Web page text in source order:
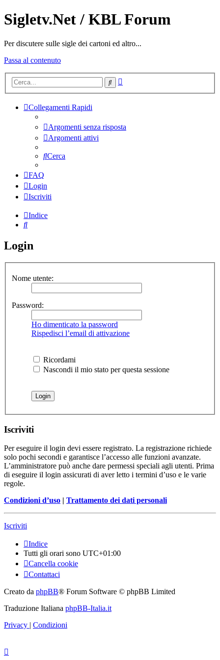
Sigletv.Net / KBL Forum
Per discutere sulle sigle dei cartoni ed altro...
Passa al contenuto
Cerca
Collegamenti Rapidi
Argomenti senza risposta
Argomenti attivi
Cerca
FAQ
Login
Iscriviti
Indice
Cerca
Login
Nome utente:
Password:
Ho dimenticato la password
Rispedisci l’email di attivazione
Ricordami
Nascondi il mio stato per questa sessione
Iscriviti
Per eseguire il login devi essere registrato. La registrazione richiede
solo pochi secondi e garantisce l’accesso alle funzioni avanzate.
L’amministratore può anche dare permessi speciali agli utenti. Prima
di eseguire il login assicurati di aver letto i termini d’uso e le varie
regole.
Condizioni d’uso | Trattamento dei dati personali
Iscriviti
Indice
Tutti gli orari sono UTC+01:00
Cancella cookie
Contattaci
Creato da phpBB® Forum Software © phpBB Limited
Traduzione Italiana phpBB-Italia.it
Privacy | Condizioni